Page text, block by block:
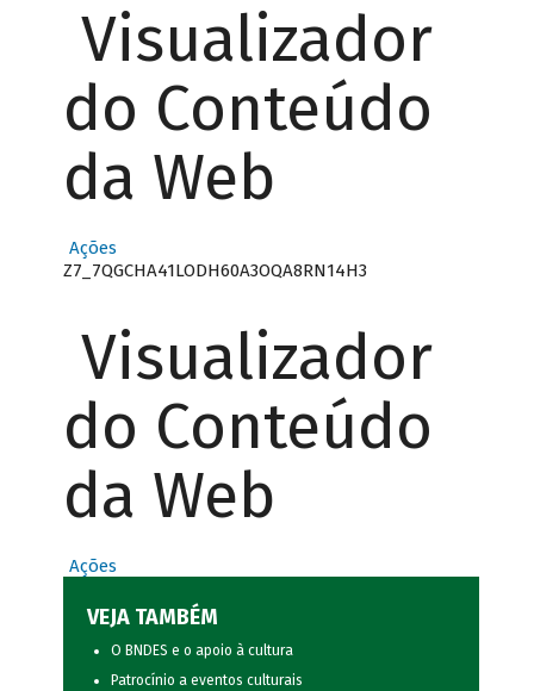
Visualizador
do Conteúdo
da Web
Ações
Z7_7QGCHA41LODH60A3OQA8RN14H3
Visualizador
do Conteúdo
da Web
Ações
VEJA TAMBÉM
O BNDES e o apoio à cultura
Patrocínio a eventos culturais